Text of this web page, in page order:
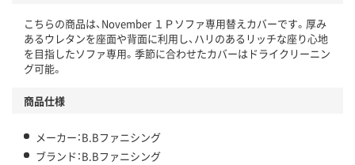
こちらの商品は、November １Ｐソファ専用替えカバーです。厚み
あるウレタンを座面や背面に利用し、ハリのあるリッチな座り心地
を目指したソファ専用。季節に合わせたカバーはドライクリーニン
グ可能。
商品仕様
メーカー：B.Bファニシング
ブランド：B.Bファニシング